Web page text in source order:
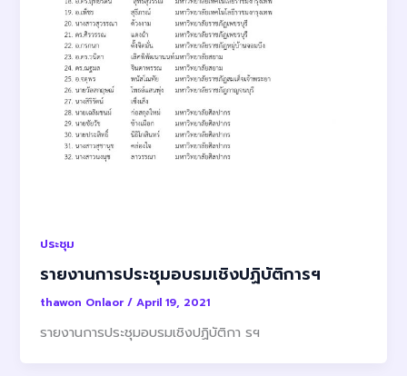
ประชุม
รายงานการประชุมอบรมเชิงปฏิบัติการฯ
thawon Onlaor/April 19, 2021
รายงานการประชุมอบรมเชิงปฏิบัติกา รฯ